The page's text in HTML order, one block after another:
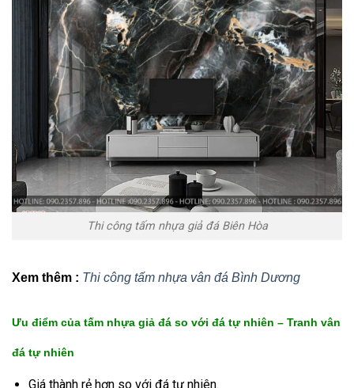
Thi công tấm nhựa giả đá Biên Hòa
Xem thêm : Thi công tấm nhựa vân đá Bình Dương
Ưu điểm của tấm nhựa giả đá so với đá tự nhiên – Tranh vân
đá tự nhiên
Giá thành rẻ hơn so với đá tự nhiên.